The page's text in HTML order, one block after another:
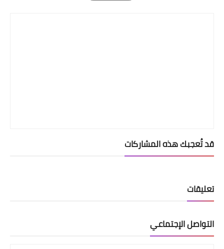
Print
قد تُعجبك هذه المشاركات
تعليقات
التواصل الإجتماعي